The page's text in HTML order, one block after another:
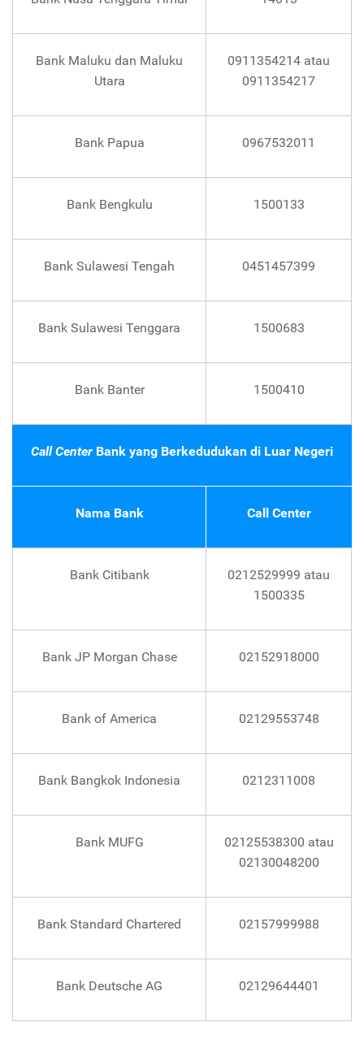
Bank Maluku dan Maluku
Utara
0911354214 atau
0911354217
Bank Papua 0967532011
Bank Bengkulu 1500133
Bank Sulawesi Tengah 0451457399
Bank Sulawesi Tenggara 1500683
Bank Banter 1500410
Call Center Bank yang Berkedudukan di Luar Negeri
Nama Bank Call Center
Bank Citibank
0212529999 atau
1500335
Bank JP Morgan Chase 02152918000
Bank of America 02129553748
Bank Bangkok Indonesia 0212311008
Bank MUFG
02125538300 atau
02130048200
Bank Standard Chartered 02157999988
Bank Deutsche AG 02129644401